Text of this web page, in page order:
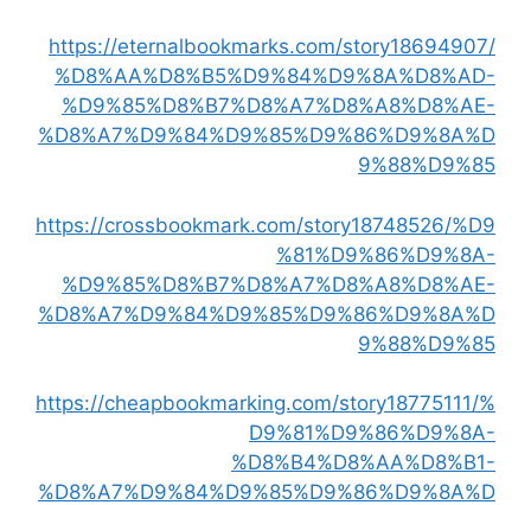
https://eternalbookmarks.com/story18694907/
%D8%AA%D8%B5%D9%84%D9%8A%D8%AD-
%D9%85%D8%B7%D8%A7%D8%A8%D8%AE-
%D8%A7%D9%84%D9%85%D9%86%D9%8A%D
9%88%D9%85
https://crossbookmark.com/story18748526/%D9
%81%D9%86%D9%8A-
%D9%85%D8%B7%D8%A7%D8%A8%D8%AE-
%D8%A7%D9%84%D9%85%D9%86%D9%8A%D
9%88%D9%85
https://cheapbookmarking.com/story18775111/%
D9%81%D9%86%D9%8A-
%D8%B4%D8%AA%D8%B1-
%D8%A7%D9%84%D9%85%D9%86%D9%8A%D